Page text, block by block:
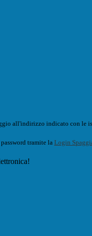
all'indirizzo indicato con le
tramite la Login